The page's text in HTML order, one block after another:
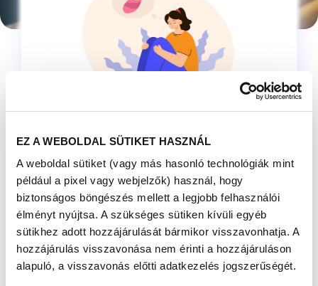
EZ A WEBOLDAL SÜTIKET HASZNÁL
A weboldal sütiket (vagy más hasonló technológiák mint
például a pixel vagy webjelzők) használ, hogy
biztonságos böngészés mellett a legjobb felhasználói
élményt nyújtsa. A szükséges sütiken kívüli egyéb
sütikhez adott hozzájárulását bármikor visszavonhatja. A
hozzájárulás visszavonása nem érinti a hozzájáruláson
alapuló, a visszavonás előtti adatkezelés jogszerűségét.
HOGYAN
NÉZHETÜNK
SZEMBE AZZAL A
SZOMORÚ
HELYZETTEL, HOGY
NEM JÖN A BABA?